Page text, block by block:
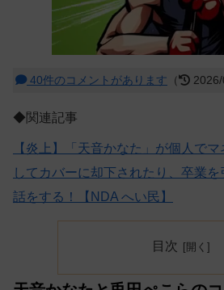
40件のコメントがあります （ 2026/
◆関連記事
【炎上】「天音かなた」が個人で
してカバーに却下されたり、卒業
話をする！【NDA へい民】
目次